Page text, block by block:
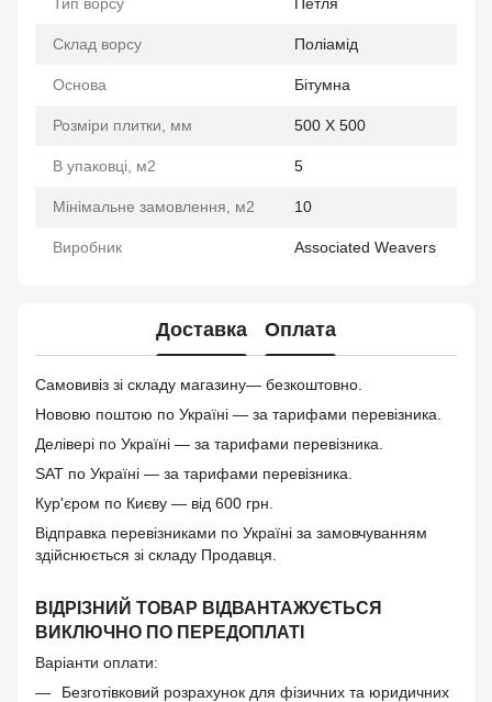
Склад ворсу Поліамід
Основа Бітумна
Розміри плитки, мм 500 Х 500
В упаковці, м2 5
Мінімальне замовлення, м2 10
Виробник Associated Weavers
Доставка Оплата
Самовивіз зі складу магазину— безкоштовно.
Нововю поштою по Україні — за тарифами перевізника.
Делівері по Україні — за тарифами перевізника.
SAT по Україні — за тарифами перевізника.
Кур'єром по Києву — від 600 грн.
Відправка перевізниками по Україні за замовчуванням
здійснюється зі складу Продавця.
ВІДРІЗНИЙ ТОВАР ВІДВАНТАЖУЄТЬСЯ
ВИКЛЮЧНО ПО ПЕРЕДОПЛАТІ
Варіанти оплати:
Безготівковий розрахунок для фізичних та юридичних